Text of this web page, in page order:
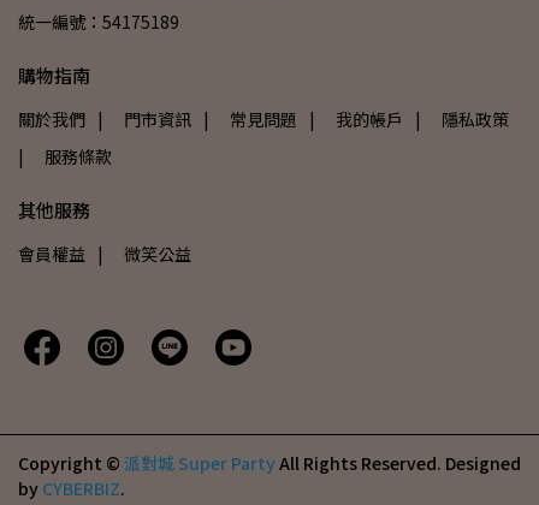
統一編號：54175189
購物指南
關於我們 | 門市資訊 | 常見問題 | 我的帳戶
| 隱私政策
| 服務條款
其他服務
會員權益 | 微笑公益
Copyright © 派對城 Super Party All Rights Reserved. Designed
by CYBERBIZ.